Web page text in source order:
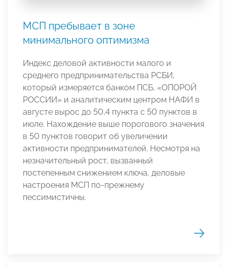
МСП пребывает в зоне
минимального оптимизма
Индекс деловой активности малого и
среднего предпринимательства РСБИ,
который измеряется банком ПСБ, «ОПОРОЙ
РОССИИ» и аналитическим центром НАФИ в
августе вырос до 50,4 пункта с 50 пунктов в
июле. Нахождение выше порогового значения
в 50 пунктов говорит об увеличении
активности предпринимателей. Несмотря на
незначительный рост, вызванный
постепенным снижением ключа, деловые
настроения МСП по-прежнему
пессимистичны.